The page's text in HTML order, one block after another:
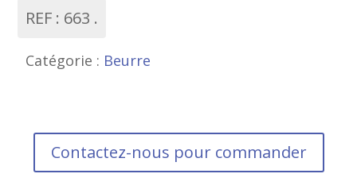
REF : 663
Catégorie : Beurre
Contactez-nous pour commander